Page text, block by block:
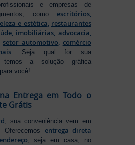
e empresas de
como escritórios,
e estética, restaurantes
, imobiliárias, advocacia,
setor automotivo, comércio
. Seja qual for sua
temos a solução gráfica
você!
Entrega em Todo o
Grátis
, sua conveniência vem em
Oferecemos entrega direta
, seja em casa, no